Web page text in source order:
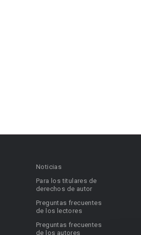
Noticias
Para los titulares de
derechos de autor
Preguntas frecuentes
de los lectores
Preguntas frecuentes
de los autores